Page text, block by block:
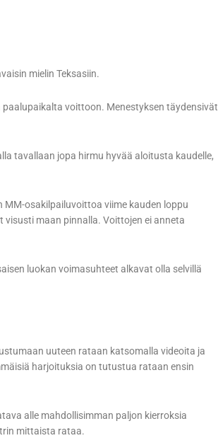
mielin Teksasiin.
paalupaikalta voittoon. Menestyksen täydensivät
tavallaan jopa hirmu hyvää aloitusta kaudelle,
osakilpailuvoittoa viime kauden loppu
maan pinnalla. Voittojen ei anneta
luokan voimasuhteet alkavat olla selvillä
uuteen rataan katsomalla videoita ja
harjoituksia on tutustua rataan ensin
alle mahdollisimman paljon kierroksia
mittaista rataa.